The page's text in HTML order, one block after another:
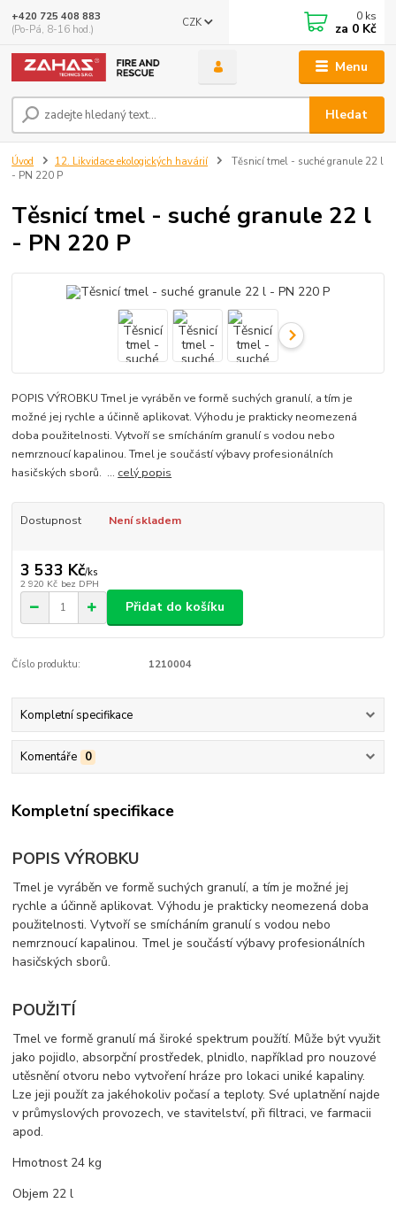
Menu
CZK
Hledat
+420 725 408 883
(Po-Pá, 8-16 hod.)
0 ks
za 0 Kč
Úvod 12. Likvidace ekologických havárií
Těsnicí tmel - suché granule 22 l
- PN 220 P
Těsnicí tmel - suché granule 22 l
- PN 220 P
POPIS VÝROBKU Tmel je vyráběn ve formě suchých granulí, a tím je
možné jej rychle a účinně aplikovat. Výhodu je prakticky neomezená
doba použitelnosti. Vytvoří se smícháním granulí s vodou nebo
nemrznoucí kapalinou. Tmel je součástí výbavy profesionálních
hasičských sborů. ... celý popis
Dostupnost Není skladem
3 533 Kč/ks
2 920 Kč bez DPH
Přidat do košíku
Číslo produktu: 1210004
Kompletní specifikace
Komentáře 0
Kompletní specifikace
POPIS VÝROBKU
Tmel je vyráběn ve formě suchých granulí, a tím je možné jej
rychle a účinně aplikovat. Výhodu je prakticky neomezená doba
použitelnosti. Vytvoří se smícháním granulí s vodou nebo
nemrznoucí kapalinou. Tmel je součástí výbavy profesionálních
hasičských sborů.
POUŽITÍ
Tmel ve formě granulí má široké spektrum použítí. Může být využit
jako pojidlo, absorpční prostředek, plnidlo, například pro nouzové
utěsnění otvoru nebo vytvoření hráze pro lokaci uniké kapaliny.
Lze jeji použít za jakéhokoliv počasí a teploty. Své uplatnění najde
v průmyslových provozech, ve stavitelství, při filtraci, ve farmacii
apod.
Hmotnost 24 kg
Objem 22 l